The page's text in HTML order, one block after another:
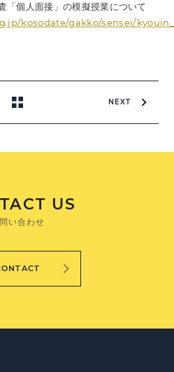
「個人面接」の模擬授業について
kosodate/gakko/sensei/
NEXT
US
い合わせ